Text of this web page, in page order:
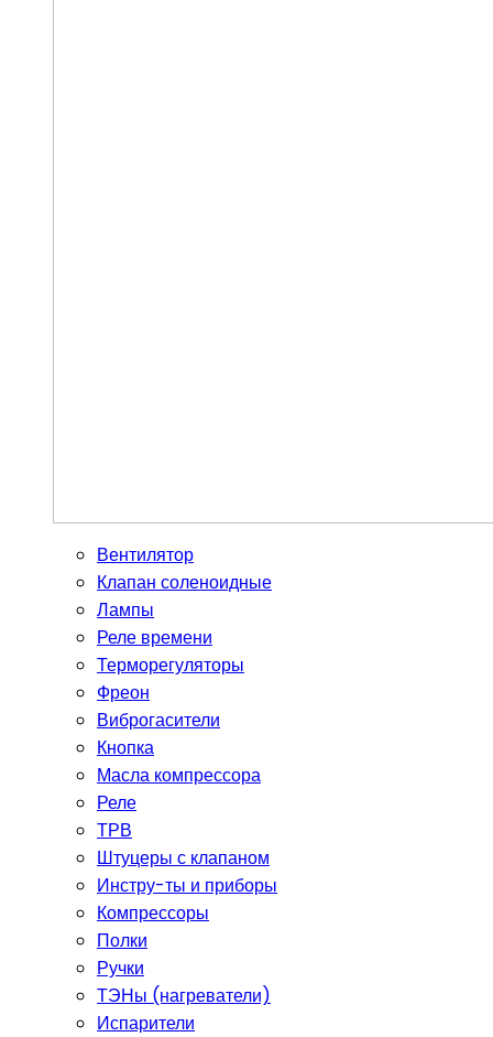
Вентилятор
Клапан соленоидные
Лампы
Реле времени
Терморегуляторы
Фреон
Виброгасители
Кнопка
Масла компрессора
Реле
ТРВ
Штуцеры с клапаном
Инстру-ты и приборы
Компрессоры
Полки
Ручки
ТЭНы (нагреватели)
Испарители